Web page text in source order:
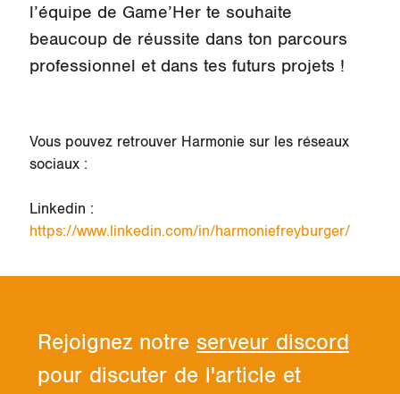
l’équipe de Game’Her te souhaite
beaucoup de réussite dans ton parcours
professionnel et dans tes futurs projets !
Vous pouvez retrouver Harmonie sur les réseaux
sociaux :
Linkedin :
https://www.linkedin.com/in/harmoniefreyburger/
Rejoignez notre serveur discord
pour discuter de l'article et